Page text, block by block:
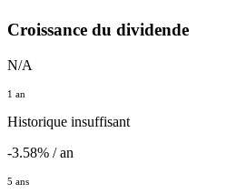
Croissance du dividende
N/A
1 an
Historique insuffisant
-3.58% / an
5 ans